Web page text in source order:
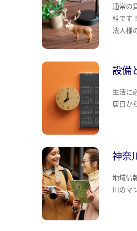
通常の
料です！
法人様
設備
生活に
居日か
神奈
地域情
川のマ